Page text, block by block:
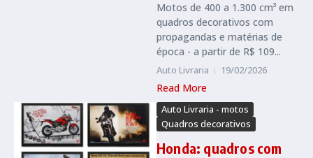
Motos de 400 a 1.300 cm³ em
quadros decorativos com
propagandas e matérias de
época - a partir de R$ 109...
Auto Livraria 19/02/2026
Read More
Auto Livraria - motos
Quadros decorativos
Honda: quadros com